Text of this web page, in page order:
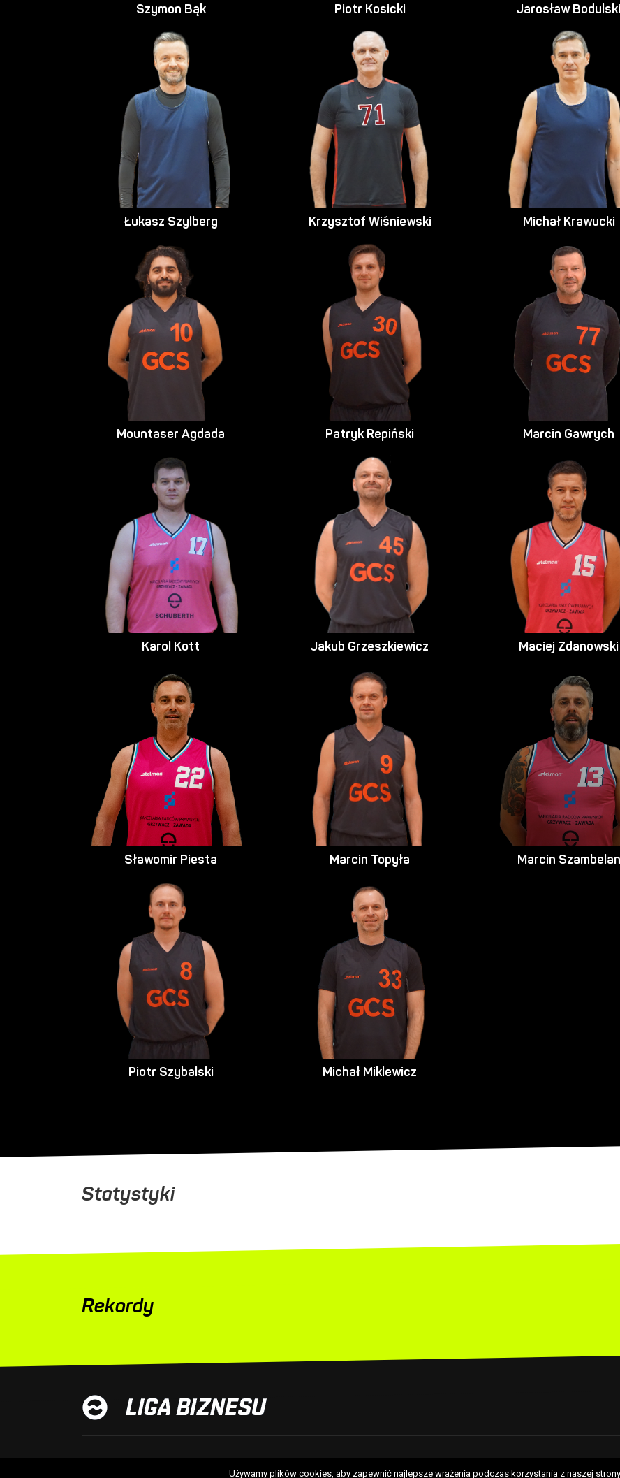
Szymon Bąk Piotr Kosicki Jarosław Bodulski
Łukasz Szylberg Krzysztof Wiśniewski Michał Krawucki
Mountaser Agdada Patryk Repiński Marcin Gawrych
Karol Kott Jakub Grzeszkiewicz Maciej Zdanowski
Sławomir Piesta Marcin Topyła Marcin Szambelan
Piotr Szybalski Michał Miklewicz
Statystyki
Rekordy
Używamy plików cookies, aby zapewnić najlepsze wrażenia podczas korzystania z naszej